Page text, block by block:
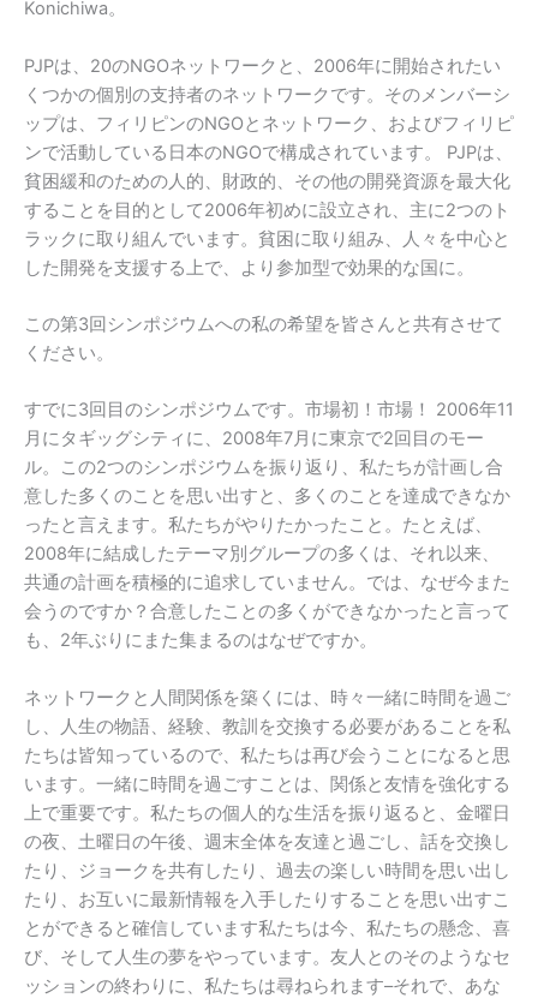
Konichiwa。
PJPは、20のNGOネットワークと、2006年に開始されたい
くつかの個別の支持者のネットワークです。そのメンバーシ
ップは、フィリピンのNGOとネットワーク、およびフィリピ
ンで活動している日本のNGOで構成されています。 PJPは、
貧困緩和のための人的、財政的、その他の開発資源を最大化
することを目的として2006年初めに設立され、主に2つのト
ラックに取り組んでいます。貧困に取り組み、人々を中心と
した開発を支援する上で、より参加型で効果的な国に。
この第3回シンポジウムへの私の希望を皆さんと共有させて
ください。
すでに3回目のシンポジウムです。市場初！市場！ 2006年11
月にタギッグシティに、2008年7月に東京で2回目のモー
ル。この2つのシンポジウムを振り返り、私たちが計画し合
意した多くのことを思い出すと、多くのことを達成できなか
ったと言えます。私たちがやりたかったこと。たとえば、
2008年に結成したテーマ別グループの多くは、それ以来、
共通の計画を積極的に追求していません。では、なぜ今また
会うのですか？合意したことの多くができなかったと言って
も、2年ぶりにまた集まるのはなぜですか。
ネットワークと人間関係を築くには、時々一緒に時間を過ご
し、人生の物語、経験、教訓を交換する必要があることを私
たちは皆知っているので、私たちは再び会うことになると思
います。一緒に時間を過ごすことは、関係と友情を強化する
上で重要です。私たちの個人的な生活を振り返ると、金曜日
の夜、土曜日の午後、週末全体を友達と過ごし、話を交換し
たり、ジョークを共有したり、過去の楽しい時間を思い出し
たり、お互いに最新情報を入手したりすることを思い出すこ
とができると確信しています私たちは今、私たちの懸念、喜
び、そして人生の夢をやっています。友人とのそのようなセ
ッションの終わりに、私たちは尋ねられます–それで、あな